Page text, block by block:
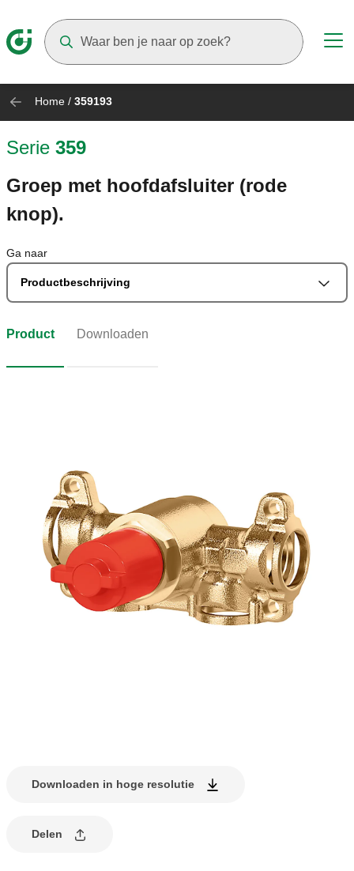
Home / 359193
Serie 359
Groep met hoofdafsluiter (rode
knop).
Ga naar
Productbeschrijving
Product Downloaden
Downloaden in hoge resolutie
Delen